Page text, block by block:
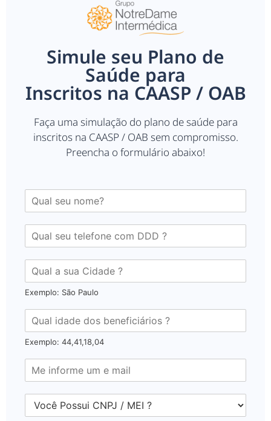
Simule seu Plano de
Saúde para
Inscritos na CAASP / OAB
Faça uma simulação do plano de saúde para
inscritos na CAASP / OAB sem compromisso.
Preencha o formulário abaixo!
Exemplo: São Paulo
Exemplo: 44,41,18,04